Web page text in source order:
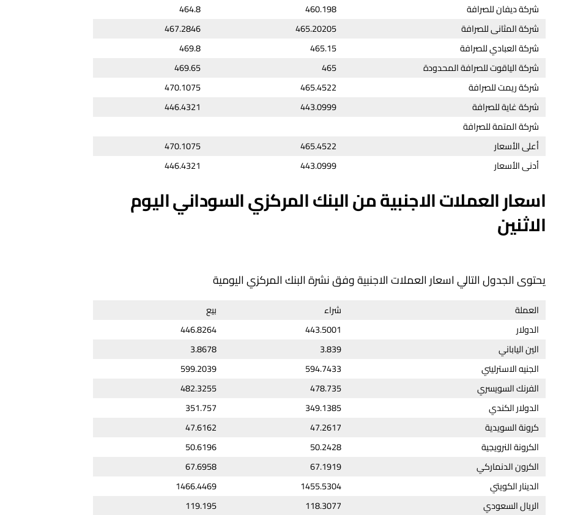
شركة ديفان للصرافة
460.198
464.8
شركة المثانى للصرافة
465.20205
467.2846
شركة العبادي للصرافة
465.15
469.8
شركة الياقوت للصرافة المحدودة
465
469.65
شركة ريمت للصرافة
465.4522
470.1075
شركة غاية للصرافة
443.0999
446.4321
شركة المتمة للصرافة
أعلى الأسعار
465.4522
470.1075
أدنى الأسعار
443.0999
446.4321
اسعار العملات الاجنبية من البنك المركزي السوداني اليوم
الاثنين
يحتوى الجدول التالي اسعار العملات الاجنبية وفق نشرة البنك المركزي اليومية
العملة شراء
بيع
الدولار
443.5001
446.8264
الين الياباني
3.839
3.8678
الجنيه الاسترليني
594.7433
599.2039
الفرنك السويسري
478.735
482.3255
الدولار الكندي
349.1385
351.757
كرونة السويدية
47.2617
47.6162
الكرونة النرويجية
50.2428
50.6196
الكرون الدنماركي
67.1919
67.6958
الدينار الكويتي
1455.5304
1466.4469
الريال السعودي
118.3077
119.195